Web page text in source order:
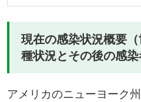
現在の感染状況概要
種状況とその後の感染
アメリカのニューヨーク